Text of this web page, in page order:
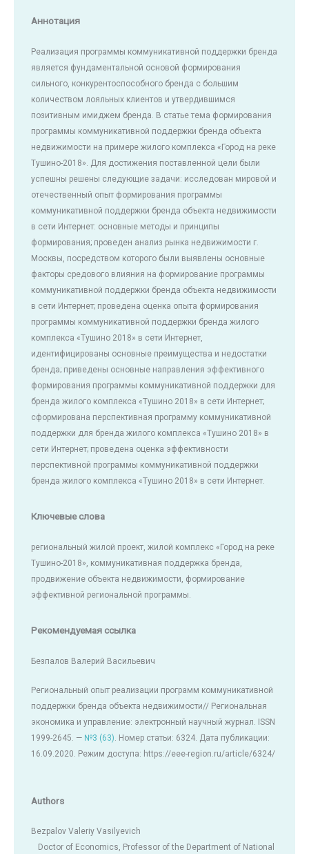
Аннотация
Реализация программы коммуникативной поддержки бренда
является фундаментальной основой формирования
сильного, конкурентоспособного бренда с большим
количеством лояльных клиентов и утвердившимся
позитивным имиджем бренда. В статье тема формирования
программы коммуникативной поддержки бренда объекта
недвижимости на примере жилого комплекса «Город на реке
Тушино-2018». Для достижения поставленной цели были
успешны решены следующие задачи: исследован мировой и
отечественный опыт формирования программы
коммуникативной поддержки бренда объекта недвижимости
в сети Интернет: основные методы и принципы
формирования; проведен анализ рынка недвижимости г.
Москвы, посредством которого были выявлены основные
факторы средового влияния на формирование программы
коммуникативной поддержки бренда объекта недвижимости
в сети Интернет; проведена оценка опыта формирования
программы коммуникативной поддержки бренда жилого
комплекса «Тушино 2018» в сети Интернет,
идентифицированы основные преимущества и недостатки
бренда; приведены основные направления эффективного
формирования программы коммуникативной поддержки для
бренда жилого комплекса «Тушино 2018» в сети Интернет;
сформирована перспективная программу коммуникативной
поддержки для бренда жилого комплекса «Тушино 2018» в
сети Интернет; проведена оценка эффективности
перспективной программы коммуникативной поддержки
бренда жилого комплекса «Тушино 2018» в сети Интернет.
Ключевые слова
региональный жилой проект, жилой комплекс «Город на реке
Тушино-2018», коммуникативная поддержка бренда,
продвижение объекта недвижимости, формирование
эффективной региональной программы.
Рекомендуемая ссылка
Безпалов Валерий Васильевич
Региональный опыт реализации программ коммуникативной
поддержки бренда объекта недвижимости// Региональная
экономика и управление: электронный научный журнал. ISSN
1999-2645. — №3 (63). Номер статьи: 6324. Дата публикации:
16.09.2020. Режим доступа: https://eee-region.ru/article/6324/
Authors
Bezpalov Valeriy Vasilyevich
Doctor of Economics, Professor of the Department of National